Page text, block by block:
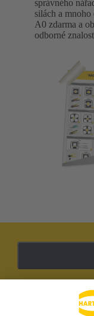
správného
silách a
A0 zdarma a
odborné
Zpravodaj